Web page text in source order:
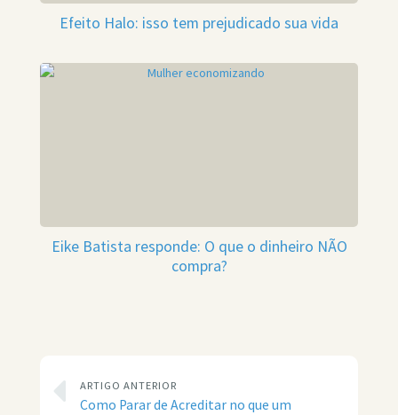
Efeito Halo: isso tem prejudicado sua vida
Eike Batista responde: O que o dinheiro NÃO
compra?
ARTIGO ANTERIOR
Como Parar de Acreditar no que um